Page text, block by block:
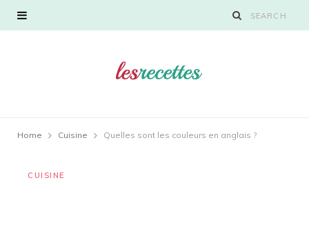
Home Cuisine Quelles sont les couleurs en anglais ?
CUISINE